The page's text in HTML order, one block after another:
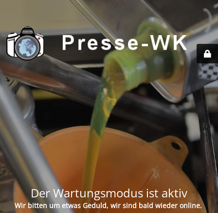
Der Wartungsmodus ist aktiv
Wir bitten um etwas Geduld, wir sind bald wieder online.